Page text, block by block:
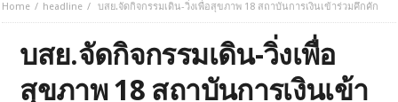
Home headline บสย.จัดกิจกรรมเดิน-วิ่งเพื่อสุขภาพ 18 สถาบันการเงินเข้าร่วมคึกคัก
บสย.จัดกิจกรรมเดิน-วิ่งเพื่อ
สุขภาพ 18 สถาบันการเงินเข้า